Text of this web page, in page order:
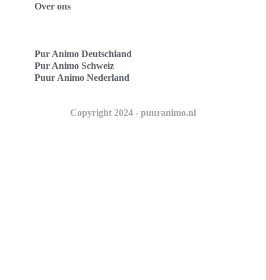
Over ons
Pur Animo Deutschland
Pur Animo Schweiz
Puur Animo Nederland
Copyright 2024 - puuranimo.nl